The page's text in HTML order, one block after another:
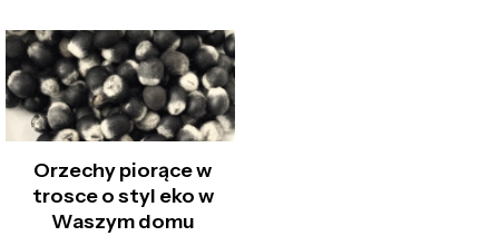
Orzechy piorące w
trosce o styl eko w
Waszym domu